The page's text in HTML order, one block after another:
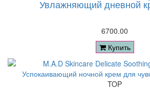
Увлажняющий дневной
6700.00
Купить
TOP